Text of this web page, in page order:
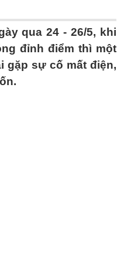
qua 24 - 26/5, khi
đỉnh điểm thì một
gặp sự cố mất điện,